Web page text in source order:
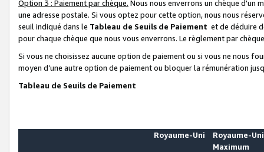
Option 3 : Paiement par chèque. Nous nous enverrons un chèque d'un
une adresse postale. Si vous optez pour cette option, nous nous
seuil indiqué dans le Tableau de Seuils de Paiement et de déduire
pour chaque chèque que nous vous enverrons. Le règlement par
Si vous ne choisissez aucune option de paiement ou si vous ne nous
moyen d’une autre option de paiement ou bloquer la rémunération
Tableau de Seuils de Paiement
Royaume-Uni
Royaume-Uni
Maximum